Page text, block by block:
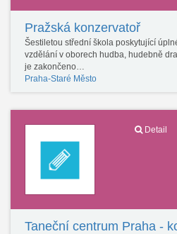
Pražská konzervatoř
Šestiletou střední škola poskytující
vzdělání v oborech hudba, hudebně
je zakončeno…
Praha-Staré Město
Detail
Taneční centrum Praha -